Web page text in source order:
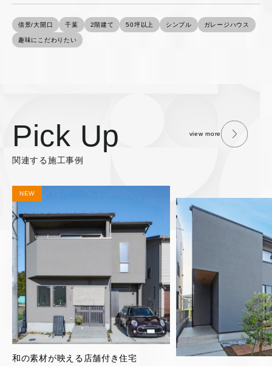
借景/大開口 千葉 2階建て 50坪以上 シンプル ガレージハウス
趣味にこだわりたい
Pick Up
関連する施工事例
view more
片流れ屋根のガレージ